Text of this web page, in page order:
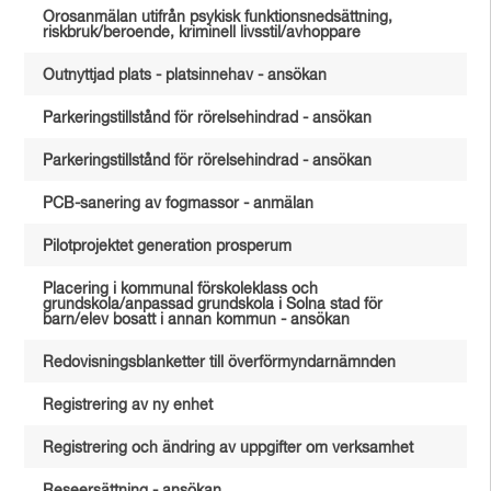
Orosanmälan utifrån psykisk funktionsnedsättning,
riskbruk/beroende, kriminell livsstil/avhoppare
Outnyttjad plats - platsinnehav - ansökan
Parkeringstillstånd för rörelsehindrad - ansökan
Parkeringstillstånd för rörelsehindrad - ansökan
PCB-sanering av fogmassor - anmälan
Pilotprojektet generation prosperum
Placering i kommunal förskoleklass och
grundskola/anpassad grundskola i Solna stad för
barn/elev bosatt i annan kommun - ansökan
Redovisningsblanketter till överförmyndarnämnden
Registrering av ny enhet
Registrering och ändring av uppgifter om verksamhet